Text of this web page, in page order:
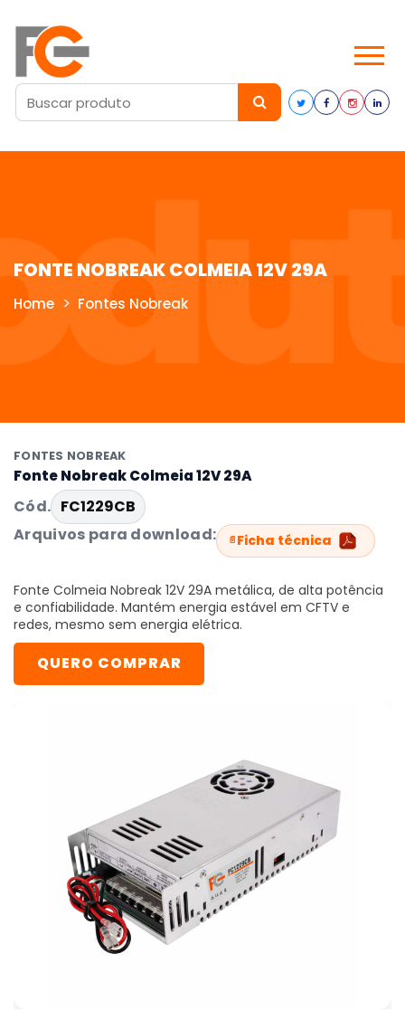
FONTE NOBREAK COLMEIA 12V 29A
Home Fontes Nobreak
FONTES NOBREAK
Fonte Nobreak Colmeia 12V 29A
Cód. FC1229CB
Arquivos para download:
Ficha técnica
Fonte Colmeia Nobreak 12V 29A metálica, de alta potência
e confiabilidade. Mantém energia estável em CFTV e
redes, mesmo sem energia elétrica.
QUERO COMPRAR